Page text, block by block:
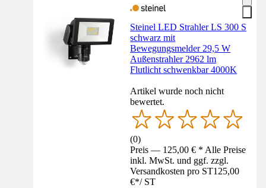
Steinel LED Strahler LS 300 S
schwarz mit
Bewegungsmelder 29,5 W
Außenstrahler 2962 lm
Flutlicht schwenkbar 4000K
Artikel wurde noch nicht
bewertet.
(0)
Preis — 125,00 € * Alle Preise
inkl. MwSt. und ggf. zzgl.
Versandkosten pro ST125,00
€*/ ST